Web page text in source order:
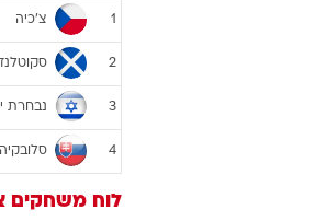
ספורט ליגת
צ'כיה
ליגת
קבוצה